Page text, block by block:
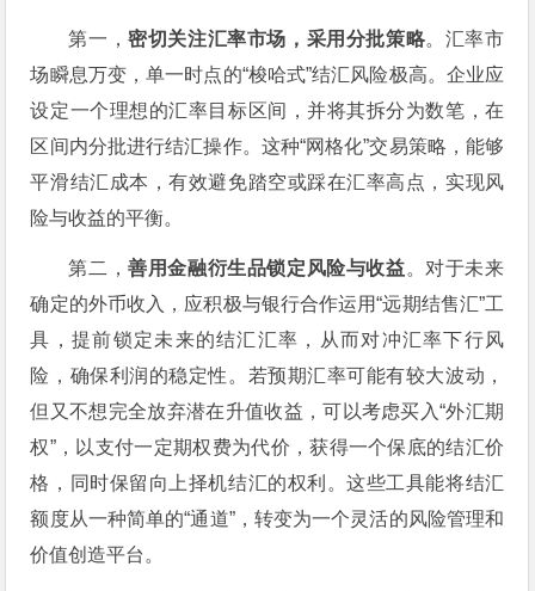
第一，密切关注汇率市场，采用分批策略。汇率市
场瞬息万变，单一时点的“梭哈式”结汇风险极高。企业应
设定一个理想的汇率目标区间，并将其拆分为数笔，在
区间内分批进行结汇操作。这种“网格化”交易策略，能够
平滑结汇成本，有效避免踏空或踩在汇率高点，实现风
险与收益的平衡。
第二，善用金融衍生品锁定风险与收益。对于未来
确定的外币收入，应积极与银行合作运用“远期结售汇”工
具，提前锁定未来的结汇汇率，从而对冲汇率下行风
险，确保利润的稳定性。若预期汇率可能有较大波动，
但又不想完全放弃潜在升值收益，可以考虑买入“外汇期
权”，以支付一定期权费为代价，获得一个保底的结汇价
格，同时保留向上择机结汇的权利。这些工具能将结汇
额度从一种简单的“通道”，转变为一个灵活的风险管理和
价值创造平台。